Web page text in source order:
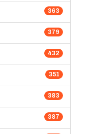
363
379
432
351
383
387